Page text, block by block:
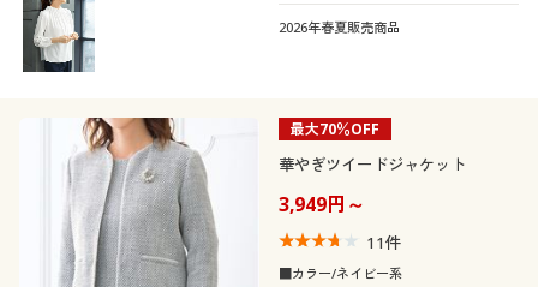
2026年春夏販売商品
最大70％OFF
華やぎツイードジャケット
3,949円～
11件
■カラー/ネイビー系